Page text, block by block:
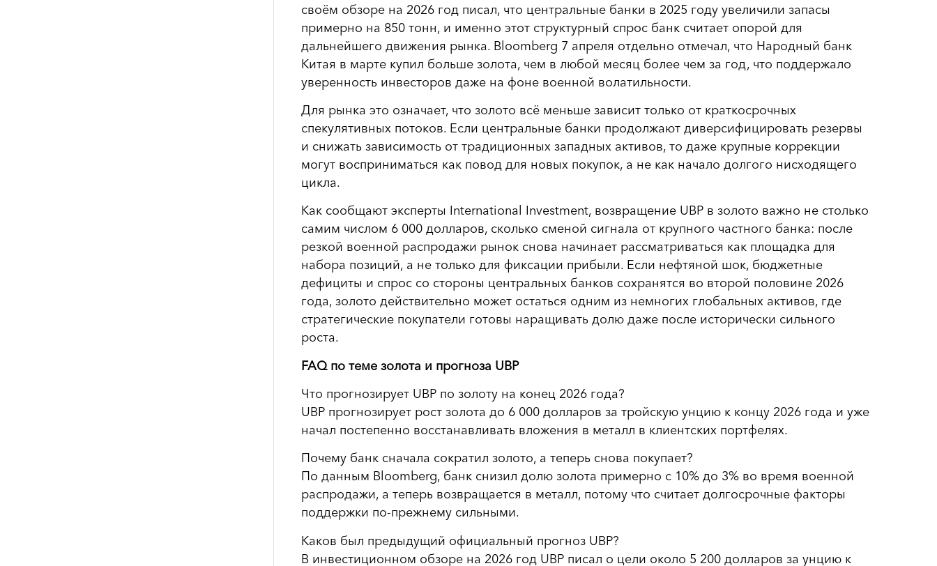
своём обзоре на 2026 год писал, что центральные банки в 2025 году увеличили запасы
примерно на 850 тонн, и именно этот структурный спрос банк считает опорой для
дальнейшего движения рынка. Bloomberg 7 апреля отдельно отмечал, что Народный банк
Китая в марте купил больше золота, чем в любой месяц более чем за год, что поддержало
уверенность инвесторов даже на фоне военной волатильности.
Для рынка это означает, что золото всё меньше зависит только от краткосрочных
спекулятивных потоков. Если центральные банки продолжают диверсифицировать резервы
и снижать зависимость от традиционных западных активов, то даже крупные коррекции
могут восприниматься как повод для новых покупок, а не как начало долгого нисходящего
цикла.
Как сообщают эксперты International Investment, возвращение UBP в золото важно не столько
самим числом 6 000 долларов, сколько сменой сигнала от крупного частного банка: после
резкой военной распродажи рынок снова начинает рассматриваться как площадка для
набора позиций, а не только для фиксации прибыли. Если нефтяной шок, бюджетные
дефициты и спрос со стороны центральных банков сохранятся во второй половине 2026
года, золото действительно может остаться одним из немногих глобальных активов, где
стратегические покупатели готовы наращивать долю даже после исторически сильного
роста.
FAQ по теме золота и прогноза UBP
Что прогнозирует UBP по золоту на конец 2026 года?
UBP прогнозирует рост золота до 6 000 долларов за тройскую унцию к концу 2026 года и уже
начал постепенно восстанавливать вложения в металл в клиентских портфелях.
Почему банк сначала сократил золото, а теперь снова покупает?
По данным Bloomberg, банк снизил долю золота примерно с 10% до 3% во время военной
распродажи, а теперь возвращается в металл, потому что считает долгосрочные факторы
поддержки по-прежнему сильными.
Каков был предыдущий официальный прогноз UBP?
В инвестиционном обзоре на 2026 год UBP писал о цели около 5 200 долларов за унцию к